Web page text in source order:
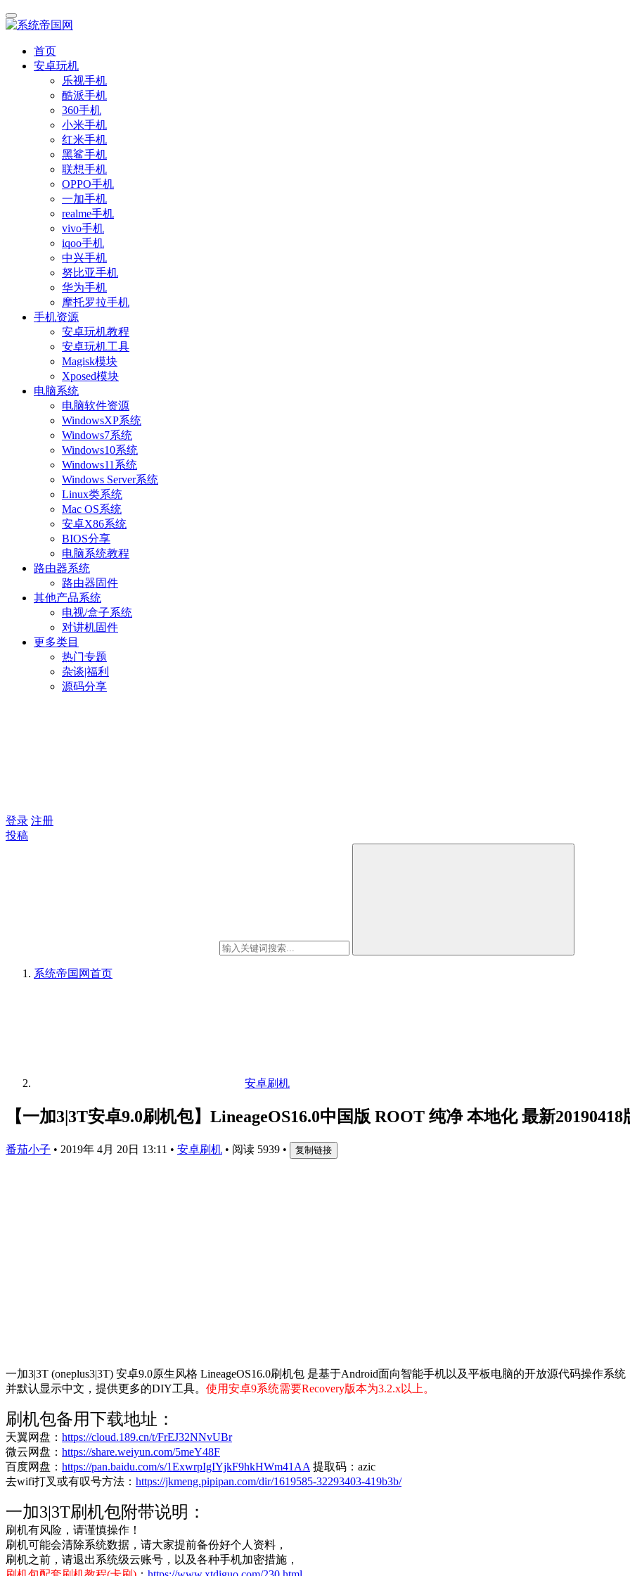
首页
安卓玩机
乐视手机
酷派手机
360手机
小米手机
红米手机
黑鲨手机
联想手机
OPPO手机
一加手机
realme手机
vivo手机
iqoo手机
中兴手机
努比亚手机
华为手机
摩托罗拉手机
手机资源
安卓玩机教程
安卓玩机工具
Magisk模块
Xposed模块
电脑系统
电脑软件资源
WindowsXP系统
Windows7系统
Windows10系统
Windows11系统
Windows Server系统
Linux类系统
Mac OS系统
安卓X86系统
BIOS分享
电脑系统教程
路由器系统
路由器固件
其他产品系统
电视/盒子系统
对讲机固件
更多类目
热门专题
杂谈|福利
源码分享
登录 注册
投稿
系统帝国网首页
安卓刷机
【一加3|3T安卓9.0刷机包】LineageOS16.0中国版 ROOT 纯净 本地化 最新20190418
番茄小子 • 2019年 4月 20日 13:11 • 安卓刷机 • 阅读 5939 • 复制链接
一加3|3T (oneplus3|3T) 安卓9.0原生风格 LineageOS16.0刷机包 是基于Android面向智能手机以及平板电脑的开放源代码操作系
并默认显示中文，提供更多的DIY工具。 使用安卓9系统需要Recovery版本为3.2.x以上。
刷机包备用下载地址：
天翼网盘： https://cloud.189.cn/t/FrEJ32NNvUBr
微云网盘： https://share.weiyun.com/5meY48F
百度网盘： https://pan.baidu.com/s/1ExwrpIgIYjkF9hkHWm41AA 提取码：azic
去wifi打叉或有叹号方法： https://jkmeng.pipipan.com/dir/1619585-32293403-419b3b/
一加3|3T刷机包附带说明：
刷机有风险，请谨慎操作！
刷机可能会清除系统数据，请大家提前备份好个人资料，
刷机之前，请退出系统级云账号，以及各种手机加密措施，